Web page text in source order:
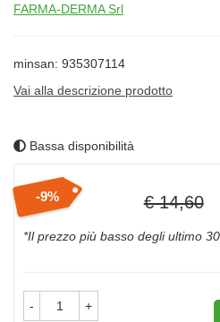
FARMA-DERMA Srl
minsan: 935307114
Vai alla descrizione prodotto
Bassa disponibilità
Sconto
del
9% € 14,60
*Il prezzo più basso degli ultimo
- +